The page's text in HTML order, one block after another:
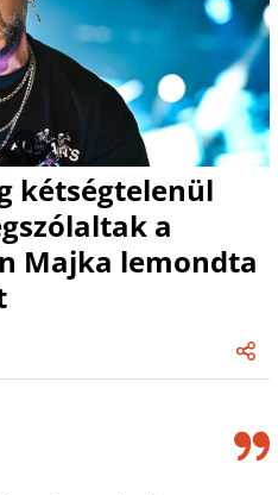
kétségtelenül
a
Majka lemondta